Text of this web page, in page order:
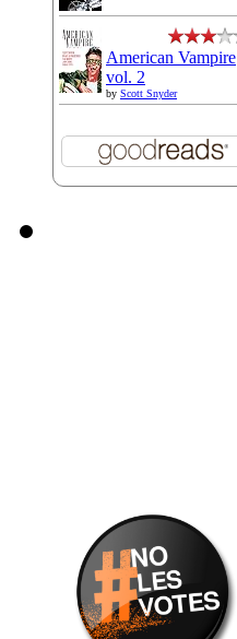
American Vampire
vol. 2
by Scott Snyder